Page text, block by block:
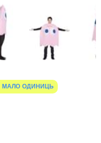
ОДИНИЦЬ